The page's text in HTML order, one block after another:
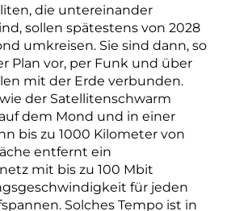
die untereinander
sollen spätestens von 2028
umkreisen. Sie sind dann, so
Plan vor, per Funk und über
mit der Erde verbunden.
der Satellitenschwarm
dem Mond und in einer
bis zu 1000 Kilometer von
entfernt ein
mit bis zu 100 Mbit
für jeden
Solches Tempo ist in